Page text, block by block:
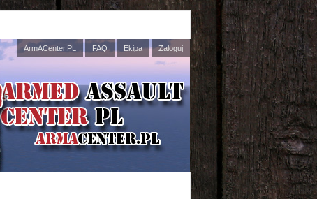
ArmACenter.PL FAQ Ekipa Zaloguj